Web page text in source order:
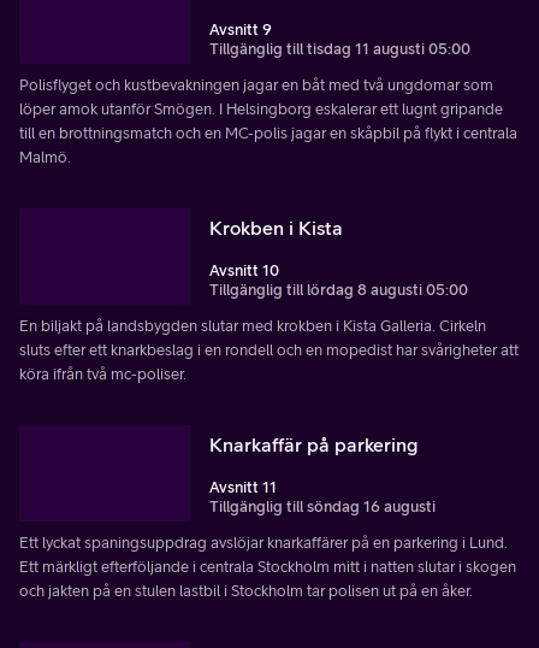
Avsnitt 9
Tillgänglig till tisdag 11 augusti 05:00
Polisflyget och kustbevakningen jagar en båt med två ungdomar som
löper amok utanför Smögen. I Helsingborg eskalerar ett lugnt gripande
till en brottningsmatch och en MC-polis jagar en skåpbil på flykt i centrala
Malmö.
Krokben i Kista
Avsnitt 10
Tillgänglig till lördag 8 augusti 05:00
En biljakt på landsbygden slutar med krokben i Kista Galleria. Cirkeln
sluts efter ett knarkbeslag i en rondell och en mopedist har svårigheter att
köra ifrån två mc-poliser.
Knarkaffär på parkering
Avsnitt 11
Tillgänglig till söndag 16 augusti
Ett lyckat spaningsuppdrag avslöjar knarkaffärer på en parkering i Lund.
Ett märkligt efterföljande i centrala Stockholm mitt i natten slutar i skogen
och jakten på en stulen lastbil i Stockholm tar polisen ut på en åker.